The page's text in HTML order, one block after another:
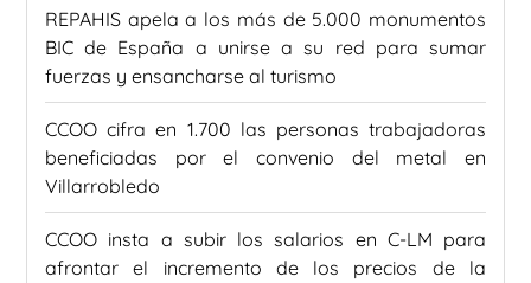
REPAHIS apela a los más de 5.000 monumentos
BIC de España a unirse a su red para sumar
fuerzas y ensancharse al turismo
CCOO cifra en 1.700 las personas trabajadoras
beneficiadas por el convenio del metal en
Villarrobledo
CCOO insta a subir los salarios en C-LM para
afrontar el incremento de los precios de la